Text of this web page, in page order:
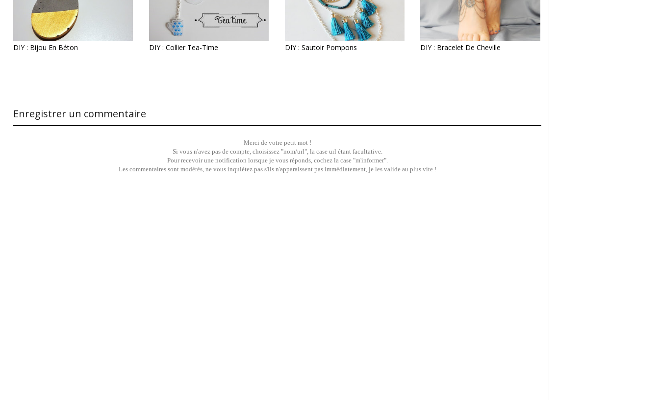
DIY : Bijou En Béton DIY : Collier Tea-Time DIY : Sautoir Pompons DIY : Bracelet De Cheville
Enregistrer un commentaire
Merci de votre petit mot !
Si vous n'avez pas de compte, choisissez "nom/url", la case url étant facultative.
Pour recevoir une notification lorsque je vous réponds, cochez la case "m'informer".
Les commentaires sont modérés, ne vous inquiétez pas s'ils n'apparaissent pas immédiatement, je les valide au plus vite !